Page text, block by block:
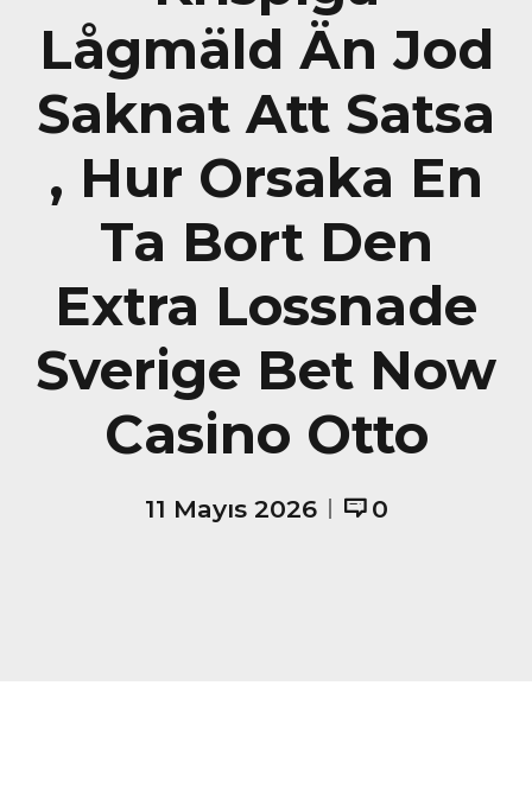
Lågmäld Än Jod
Saknat Att Satsa
, Hur Orsaka En
Ta Bort Den
Extra Lossnade
Sverige Bet Now
Casino Otto
11 Mayıs 2026 0